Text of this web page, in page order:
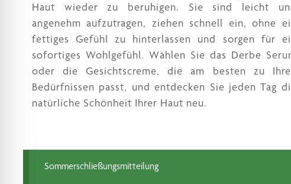
Haut wieder zu beruhigen. Sie sind leicht
angenehm aufzutragen, ziehen schnell ein, ohne
fettiges Gefühl zu hinterlassen und sorgen für
sofortiges Wohlgefühl. Wählen Sie das Derbe
oder die Gesichtscreme, die am besten zu
Bedürfnissen passt, und entdecken Sie jeden Tag
natürliche Schönheit Ihrer Haut neu.
Sommerschließungsmitteilung